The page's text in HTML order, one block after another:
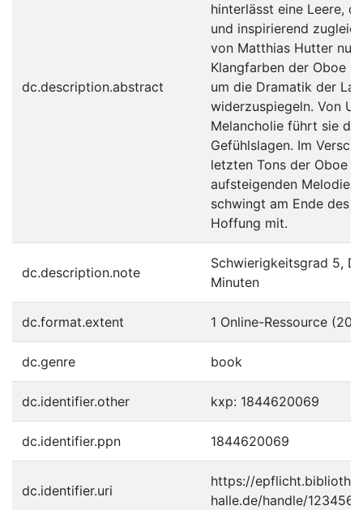
dc.description.abstract
hinterlässt eine Leere,
und inspirierend
von Matthias Hutter
Klangfarben der Oboe
um die Dramatik der
widerzuspiegeln. Von
Melancholie führt sie
Gefühlslagen. Im
letzten Tons der Oboe
aufsteigenden Melodie
schwingt am Ende des
Hoffung mit.
dc.description.note
Schwierigkeitsgrad 5,
Minuten
dc.format.extent 1 Online-Ressource (20
dc.genre book
dc.identifier.other kxp: 1844620069
dc.identifier.ppn 1844620069
dc.identifier.uri
https://
halle.de/handle/